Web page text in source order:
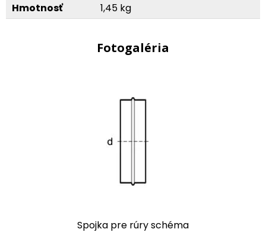
Hmotnosť
1,45 kg
Fotogaléria
Spojka pre rúry schéma